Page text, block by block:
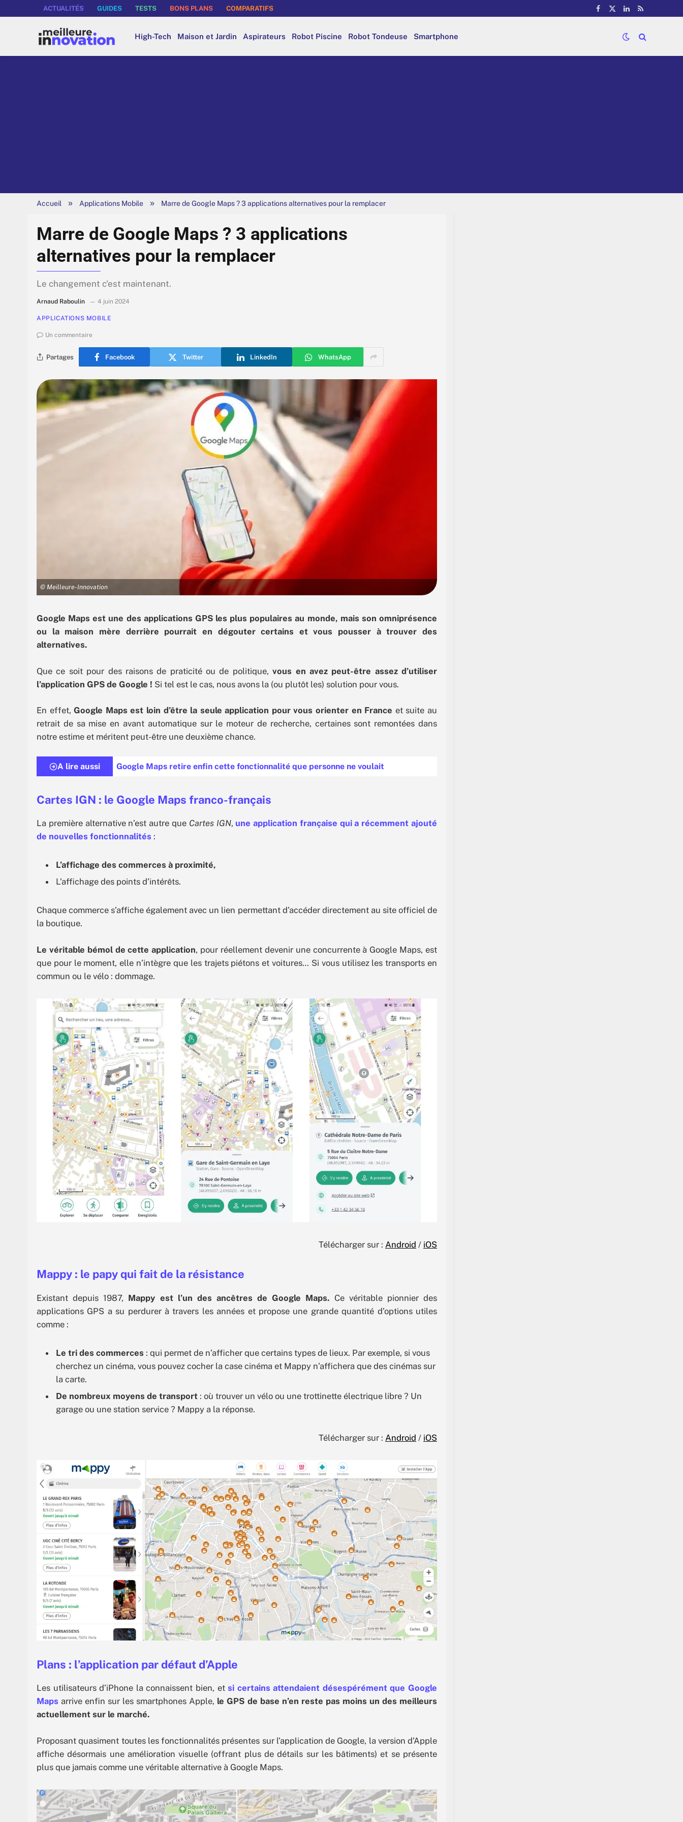
ACTUALITÉS GUIDES TESTS BONS PLANS COMPARATIFS
Facebook
X
LinkedIn
RSS
High-Tech Maison et Jardin Aspirateurs Robot Piscine Robot Tondeuse Smartphone
Accueil » Applications Mobile » Marre de Google Maps ? 3 applications alternatives pour la remplacer
Marre de Google Maps ? 3 applications
alternatives pour la remplacer
Le changement c'est maintenant.
Arnaud Raboulin 4 juin 2024
APPLICATIONS MOBILE
Un commentaire
Partages Facebook Twitter LinkedIn WhatsApp
© Meilleure-Innovation
Google Maps est une des applications GPS les plus populaires au monde, mais son omniprésence
ou la maison mère derrière pourrait en dégouter certains et vous pousser à trouver des
alternatives.
Que ce soit pour des raisons de praticité ou de politique,vous en avez peut-être assez d’utiliser
l’application GPS de Google ! Si tel est le cas, nous avons la (ou plutôt les) solution pour vous.
En effet,Google Maps est loin d’être la seule application pour vous orienter en France et suite au
retrait de sa mise en avant automatique sur le moteur de recherche, certaines sont remontées dans
notre estime et méritent peut-être une deuxième chance.
A lire aussi Google Maps retire enfin cette fonctionnalité que personne ne voulait
Cartes IGN : le Google Maps franco-français
La première alternative n’est autre que Cartes IGN, une application française qui a récemment ajouté
de nouvelles fonctionnalités :
L’affichage des commerces à proximité,
L’affichage des points d’intérêts.
Chaque commerce s’affiche également avec un lien permettant d’accéder directement au site officiel de
la boutique.
Le véritable bémol de cette application, pour réellement devenir une concurrente à Google Maps, est
que pour le moment, elle n’intègre que les trajets piétons et voitures… Si vous utilisez les transports en
commun ou le vélo : dommage.
Télécharger sur : Android / iOS
Mappy : le papy qui fait de la résistance
Existant depuis 1987, Mappy est l’un des ancêtres de Google Maps. Ce véritable pionnier des
applications GPS a su perdurer à travers les années et propose une grande quantité d’options utiles
comme :
Le tri des commerces : qui permet de n’afficher que certains types de lieux. Par exemple, si vous
cherchez un cinéma, vous pouvez cocher la case cinéma et Mappy n’affichera que des cinémas sur
la carte.
De nombreux moyens de transport : où trouver un vélo ou une trottinette électrique libre ? Un
garage ou une station service ? Mappy a la réponse.
Télécharger sur : Android / iOS
Plans : l’application par défaut d’Apple
Les utilisateurs d’iPhone la connaissent bien, etsi certains attendaient désespérément que Google
Maps arrive enfin sur les smartphones Apple, le GPS de base n’en reste pas moins un des meilleurs
actuellement sur le marché.
Proposant quasiment toutes les fonctionnalités présentes sur l’application de Google, la version d’Apple
affiche désormais une amélioration visuelle (offrant plus de détails sur les bâtiments) et se présente
plus que jamais comme une véritable alternative à Google Maps.